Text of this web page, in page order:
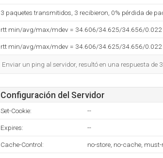
3 paquetes transmitidos, 3 recibieron, 0% pérdida de
rtt min/avg/max/mdev = 34.606/34.625/34.656/0.022
rtt min/avg/max/mdev = 34.606/34.625/34.656/0.022
Enviar un ping al servidor, resultó en una respuesta de
Configuración del Servidor
Set-Cookie: --
Expires: --
Cache-Control: no-store, no-cache,